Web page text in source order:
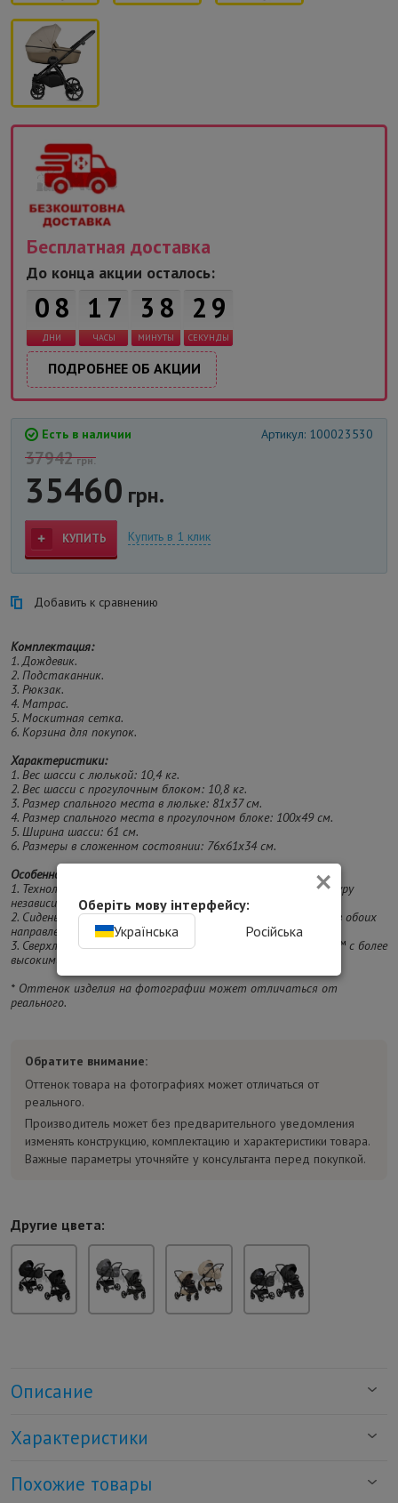
Бесплатная доставка
До конца акции осталось:
0 8
ДНИ
1 7
ЧАСЫ
3 8
МИНУТЫ
2 8
СЕКУНДЫ
ПОДРОБНЕЕ ОБ АКЦИИ
Есть в наличии Артикул: 100023530
37942грн.
35460 грн.
КУПИТЬ Купить в 1 клик
Добавить к сравнению
Комплектация:
1. Дождевик.
2. Подстаканник.
3. Рюкзак.
4. Матрас.
5. Москитная сетка.
6. Корзина для покупок.
Характеристики:
1. Вес шасси с люлькой: 10,4 кг.
2. Вес шасси с прогулочным блоком: 10,8 кг.
3. Размер спального места в люльке: 81х37 см.
4. Размер спального места в прогулочном блоке: 100х49 см.
5. Ширина шасси: 61 см.
6. Размеры в сложенном состоянии: 76x61x34 см.
Особенности:
1. Технология ThermoCot обеспечивает идеальную температуру
независимо от погоды на улице.
2. Сиденье универсальное, что позволяет ему складываться в обоих
направлениях.
3. Сверхлегкая и просторная термальная люлька ThermoCot™ с более
высокими и прочными стенками.
* Оттенок изделия на фотографии может отличаться от
реального.
Обратите внимание:
Оттенок товара на фотографиях может отличаться от
реального.
Производитель может без предварительного уведомления
изменять конструкцию, комплектацию и характеристики товара.
Важные параметры уточняйте у консультанта перед покупкой.
Другие цвета:
Описание
Характеристики
Похожие товары
×
Оберіть мову інтерфейсу:
Українська
Російська